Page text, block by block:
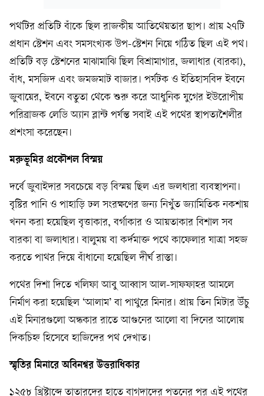
পথটির প্রতিটি বাঁকে ছিল রাজকীয় আতিথেয়তার ছাপ। প্রায় ২৭টি
প্রধান স্টেশন এবং সমসংখ্যক উপ-স্টেশন নিয়ে গঠিত ছিল এই পথ।
প্রতিটি বড় স্টেশনের মাঝামাঝি ছিল বিশ্রামাগার, জলাধার (বারকা),
বাঁধ, মসজিদ এবং জমজমাট বাজার। পর্যটক ও ইতিহাসবিদ ইবনে
জুবায়ের, ইবনে বতুতা থেকে শুরু করে আধুনিক যুগের ইউরোপীয়
পরিব্রাজক লেডি অ্যান ব্লান্ট পর্যন্ত সবাই এই পথের স্থাপত্যশৈলীর
প্রশংসা করেছেন।
মরুভূমির প্রকৌশল বিস্ময়
দর্বে জুবাইদার সবচেয়ে বড় বিস্ময় ছিল এর জলধারা ব্যবস্থাপনা।
বৃষ্টির পানি ও পাহাড়ি ঢল সংরক্ষণের জন্য নিখুঁত জ্যামিতিক নকশায়
খনন করা হয়েছিল বৃত্তাকার, বর্গাকার ও আয়তাকার বিশাল সব
বারকা বা জলাধার। বালুময় বা কর্দমাক্ত পথে কাফেলার যাত্রা সহজ
করতে পাথর দিয়ে বাঁধানো হয়েছিল দীর্ঘ রাস্তা।
পথের দিশা দিতে খলিফা আবু আব্বাস আল-সাফফাহর আমলে
নির্মাণ করা হয়েছিল ‘আলাম’ বা পাথুরে মিনার। প্রায় তিন মিটার উঁচু
এই মিনারগুলো অন্ধকার রাতে আগুনের আলো বা দিনের আলোয়
দিকচিহ্ন হিসেবে হাজিদের পথ দেখাত।
স্মৃতির মিনারে অবিনশ্বর উত্তরাধিকার
১২৫৮ খ্রিষ্টাব্দে তাতারদের হাতে বাগদাদের পতনের পর এই পথের